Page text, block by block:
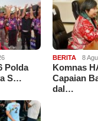
Polda
S…
BERITA 8
Komnas
Capaian
dal…